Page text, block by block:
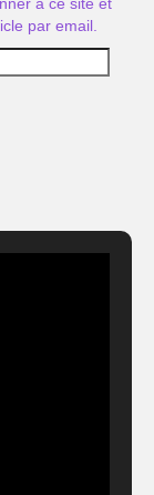
par email.